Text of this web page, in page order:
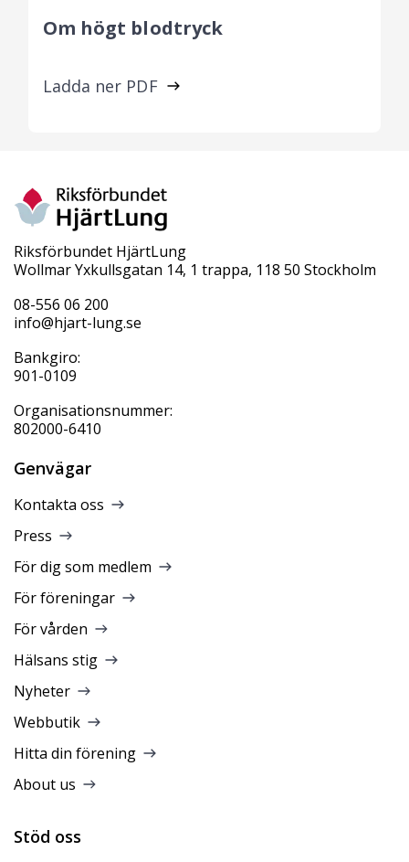
Om högt blodtryck
Ladda ner PDF
Riksförbundet HjärtLung
Wollmar Yxkullsgatan 14, 1 trappa, 118 50 Stockholm
08-556 06 200
info@hjart-lung.se
Bankgiro:
901-0109
Organisationsnummer:
802000-6410
Genvägar
Kontakta oss
Press
För dig som medlem
För föreningar
För vården
Hälsans stig
Nyheter
Webbutik
Hitta din förening
About us
Stöd oss